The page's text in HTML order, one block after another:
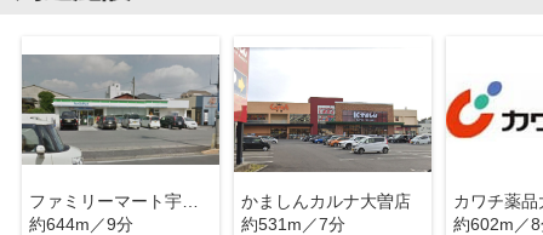
ファミリーマート宇都宮大曽店
約644m／9分
かましんカルナ大曽店
約531m／7分
カワチ薬品
約602m／